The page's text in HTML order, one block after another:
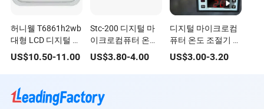
허니웰 T6861h2wb
대형 LCD 디지털 온
도 조절기
US$10.50-11.00
Stc-200 디지털 마
이크로컴퓨터 온도
조절기 냉각 난방
US$3.80-4.00
디지털 마이크로컴
퓨터 온도 조절기 냉
각 난방 온도
US$3.00-3.20